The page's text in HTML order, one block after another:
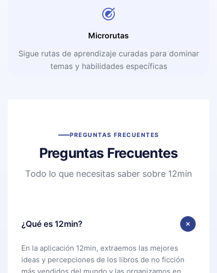
Microrutas
Sigue rutas de aprendizaje curadas para dominar
temas y habilidades específicas
PREGUNTAS FRECUENTES
Preguntas Frecuentes
Todo lo que necesitas saber sobre 12min
¿Qué es 12min?
En la aplicación 12min, extraemos las mejores
ideas y percepciones de los libros de no ficción